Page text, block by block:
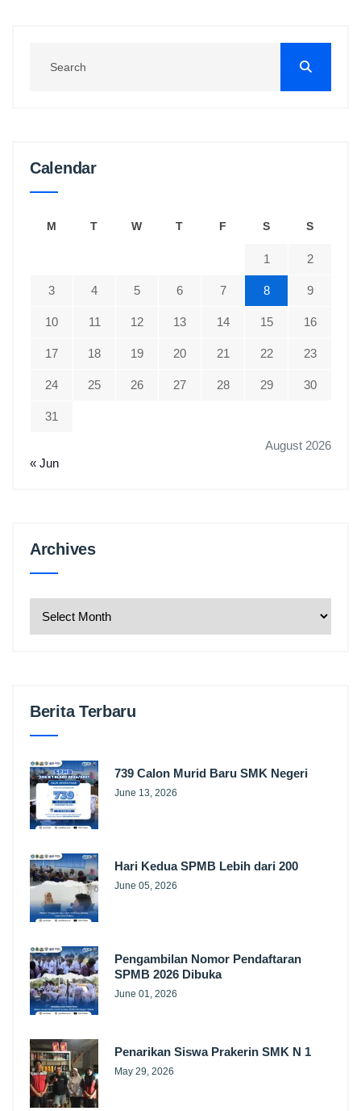
Calendar
August 2026
M T W T F S S
1 2
3 4 5 6 7 8 9
10 11 12 13 14 15 16
17 18 19 20 21 22 23
24 25 26 27 28 29 30
31
« Jun
ArchivesArchives
Berita Terbaru
739 Calon Murid Baru SMK Negeri
June 13, 2026
Hari Kedua SPMB Lebih dari 200
June 05, 2026
Pengambilan Nomor Pendaftaran
SPMB 2026 Dibuka
June 01, 2026
Penarikan Siswa Prakerin SMK N 1
May 29, 2026